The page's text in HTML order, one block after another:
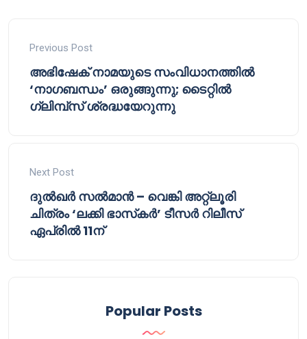
Previous Post
അഭിഷേക് നാമയുടെ സംവിധാനത്തിൽ
‘നാഗബന്ധം’ ഒരുങ്ങുന്നു; ടൈറ്റിൽ
ഗ്ലിമ്പ്‌സ് ശ്രദ്ധയേറുന്നു
Next Post
ദുൽഖർ സൽമാൻ – വെങ്കി അറ്റ്‌ലൂരി
ചിത്രം ‘ലക്കി ഭാസ്‌കർ’ ടീസർ റിലീസ്
ഏപ്രിൽ 11ന്
Popular Posts